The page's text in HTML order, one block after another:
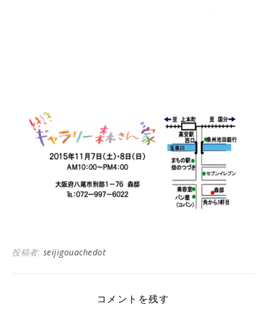
投稿者: seijigouachedot
コメントを残す